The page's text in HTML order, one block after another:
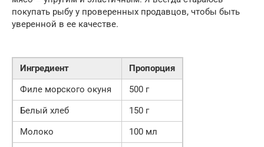
покупать рыбу у проверенных продавцов, чтобы быть
уверенной в ее качестве.
Ингредиент
Пропорция
Филе морского окуня
500 г
Белый хлеб
150 г
Молоко
100 мл